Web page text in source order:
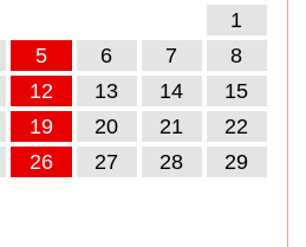
1
5 6 7
8
12 13 14
15
19 20 21
22
26 27 28
29